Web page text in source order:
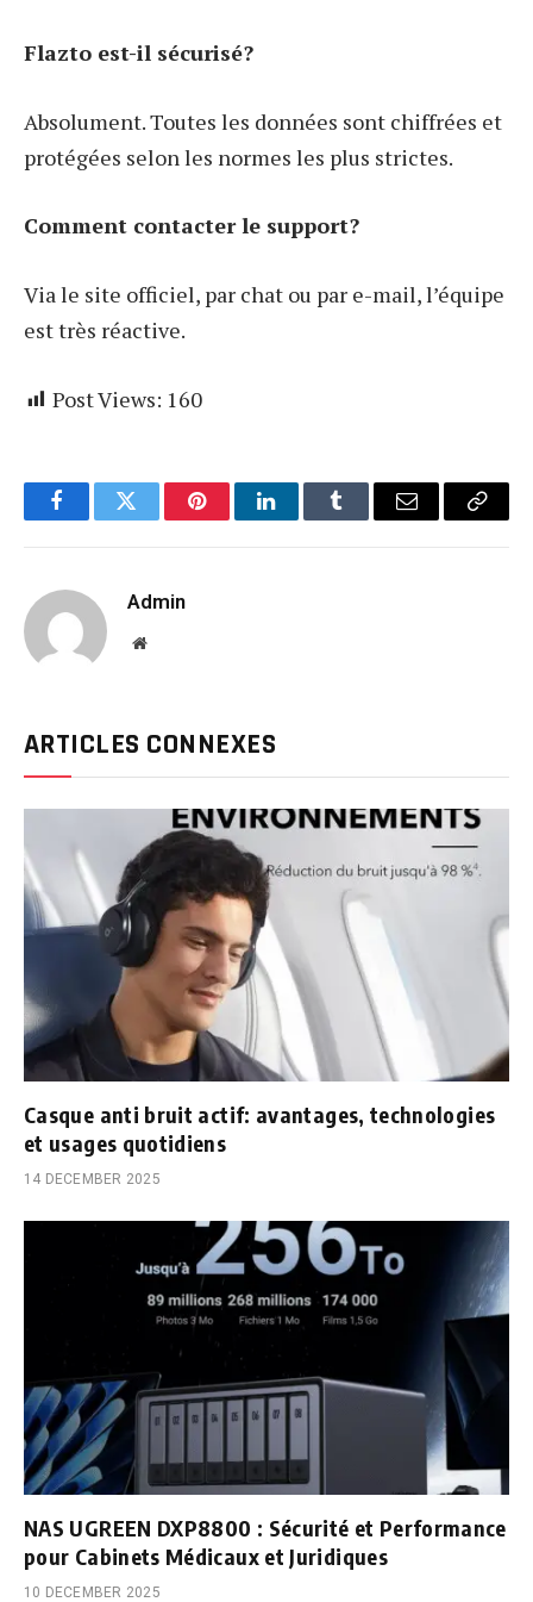
Flazto est-il sécurisé?
Absolument. Toutes les données sont chiffrées et
protégées selon les normes les plus strictes.
Comment contacter le support?
Via le site officiel, par chat ou par e-mail, l’équipe
est très réactive.
Post Views: 160
FacebookTwitter PinterestLinkedInTumblr Email
Copy
Admin
Website
ARTICLES CONNEXES
Casque anti bruit actif: avantages, technologies
et usages quotidiens
14 DECEMBER 2025
NAS UGREEN DXP8800 : Sécurité et Performance
pour Cabinets Médicaux et Juridiques
10 DECEMBER 2025